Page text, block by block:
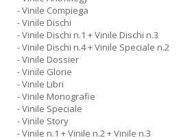
- Vinile Compiega
- Vinile Dischi
- Vinile Dischi n.1 + Vinile Dischi n.3
- Vinile Dischi n.4 + Vinile Speciale n.2
- Vinile Dossier
- Vinile Glorie
- Vinile Libri
- Vinile Monografie
- Vinile Speciale
- Vinile Story
- Vinile n.1 + Vinile n.2 + Vinile n.3